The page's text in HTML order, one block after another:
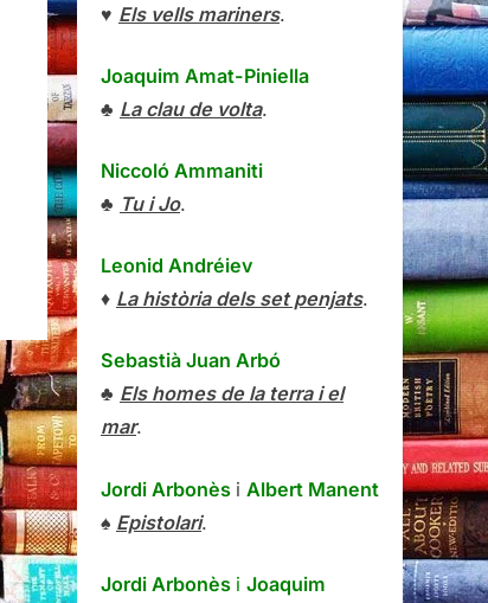
♥ Els vells mariners.
Joaquim Amat-Piniella
♣ La clau de volta.
Niccoló Ammaniti
♣ Tu i Jo.
Leonid Andréiev
♦ La història dels set penjats.
Sebastià Juan Arbó
♣ Els homes de la terra i el
mar.
Jordi Arbonès i Albert Manent
♠ Epistolari.
Jordi Arbonès i Joaquim